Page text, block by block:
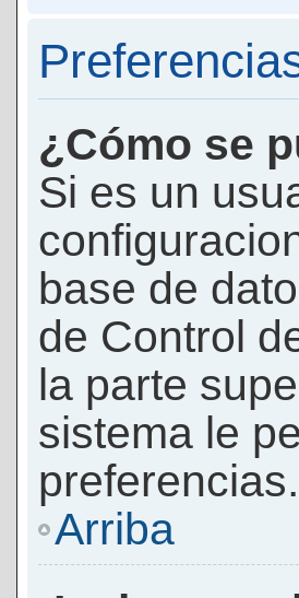
¿Cómo se
Si es un
base de
de Control
la parte
sistema le
preferencias.
Arriba